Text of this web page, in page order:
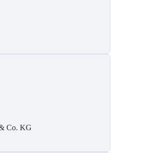
Co. KG